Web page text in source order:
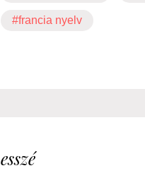
#francia nyelv
esszé